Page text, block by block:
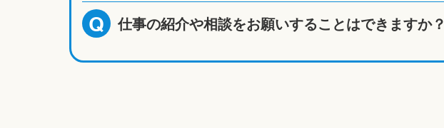
Q 仕事の紹介や相談をお願いすることはできますか？